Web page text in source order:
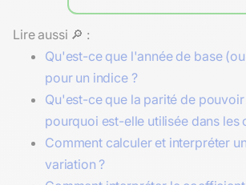
Lire aussi 🔎 :
Qu'est-ce que l'année de base
pour un indice ?
Qu'est-ce que la parité de
pourquoi est-elle utilisée dans les
Comment calculer et interpréter
variation ?